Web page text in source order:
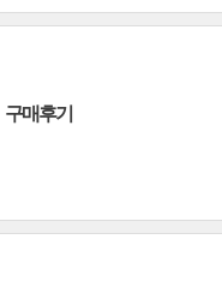
구매후기